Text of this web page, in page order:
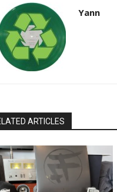
Yann
ARTICLES